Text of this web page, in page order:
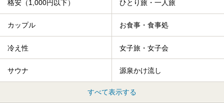
格安（1,000円以下） ひとり旅・一人旅
カップル お食事・食事処
冷え性 女子旅・女子会
サウナ 源泉かけ流し
すべて表示する